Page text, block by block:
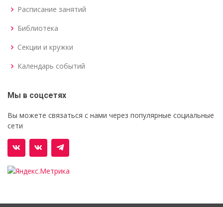
Расписание занятий
Библиотека
Секции и кружки
Календарь событий
Мы в соцсетях
Вы можете связаться с нами через популярные социальные
сети